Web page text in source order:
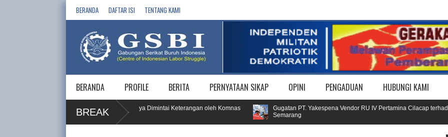
BERANDA DAFTAR ISI TENTANG KAMI
BERANDA PROFILE BERITA PERNYATAAN SIKAP OPINI PENGADUAN HUBUNGI KAMI
BREAK
PT KPI RU IV Cilacap dan 5 Vendornya Dimintai Keterangan oleh Komnas
Gugatan PT. Yakespena Vendor RU IV Pertamina Cilacap terhadap
Semarang